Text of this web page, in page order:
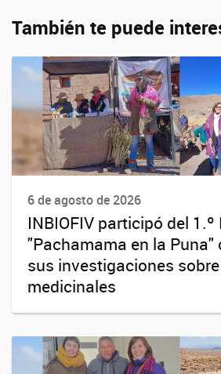
También te puede
6 de agosto de 2026
INBIOFIV participó del
"Pachamama en la
sus investigaciones
medicinales